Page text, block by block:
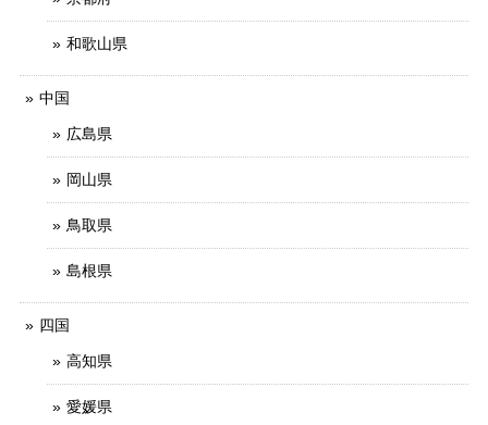
和歌山県
中国
広島県
岡山県
鳥取県
島根県
四国
高知県
愛媛県